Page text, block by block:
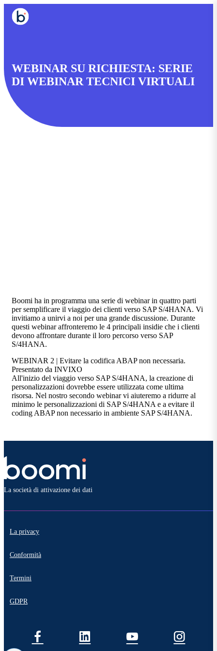
WEBINAR SU RICHIESTA: SERIE
DI WEBINAR TECNICI VIRTUALI
Boomi ha in programma una serie di webinar in quattro parti
per semplificare il viaggio dei clienti verso SAP S/4HANA. Vi
invitiamo a unirvi a noi per una grande discussione. Durante
questi webinar affronteremo le 4 principali insidie che i clienti
devono affrontare durante il loro percorso verso SAP
S/4HANA.
WEBINAR 2 | Evitare la codifica ABAP non necessaria.
Presentato da INVIXO
All'inizio del viaggio verso SAP S/4HANA, la creazione di
personalizzazioni dovrebbe essere utilizzata come ultima
risorsa. Nel nostro secondo webinar vi aiuteremo a ridurre al
minimo le personalizzazioni di SAP S/4HANA e a evitare il
coding ABAP non necessario in ambiente SAP S/4HANA.
La società di attivazione dei dati
La privacy
Conformità
Termini
GDPR